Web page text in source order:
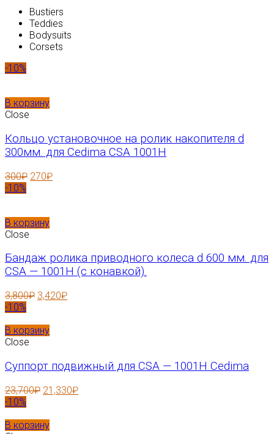
Bustiers
Teddies
Bodysuits
Corsets
-10%
В корзину
Close
Кольцо установочное на ролик накопителя d
300мм. для Cedima CSA 1001H
300₽ 270₽
-10%
В корзину
Close
Бандаж ролика приводного колеса d 600 мм. для
CSA — 1001H (с конавкой).
3,800₽ 3,420₽
-10%
В корзину
Close
Суппорт подвижный для CSA — 1001H Cedima
23,700₽ 21,330₽
-10%
В корзину